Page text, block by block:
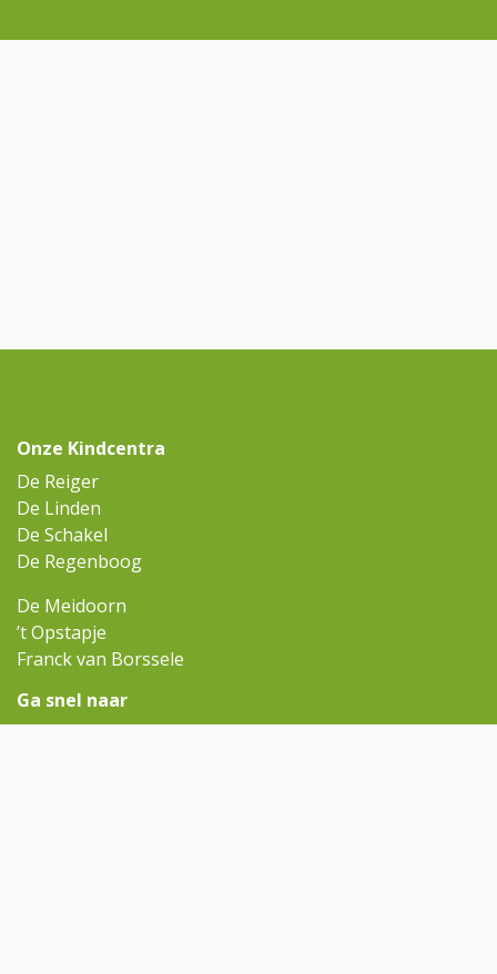
Onze Kindcentra
De Reiger
De Linden
De Schakel
De Regenboog
De Meidoorn
’t Opstapje
Franck van Borssele
Ga snel naar